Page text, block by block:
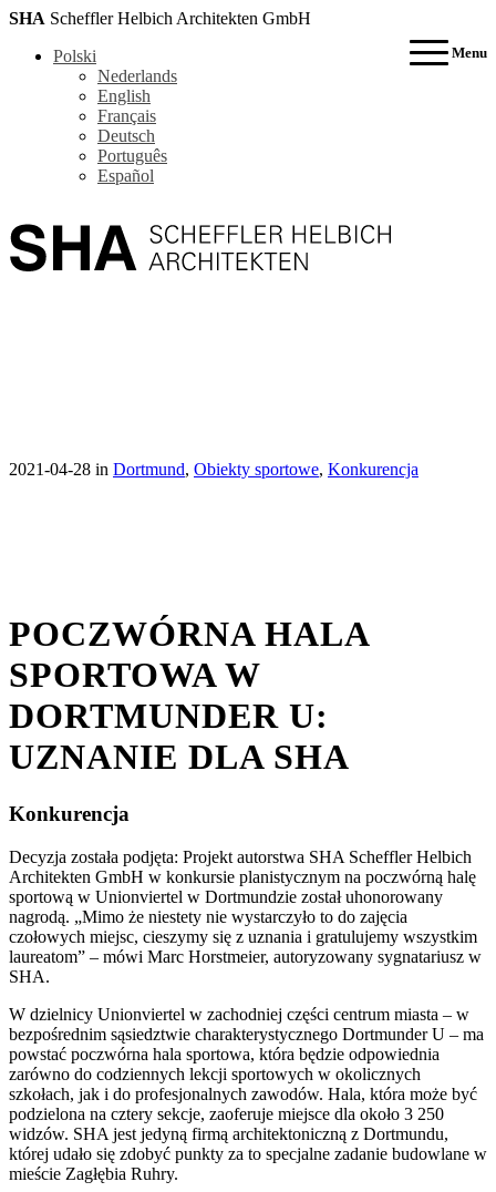
SHA Scheffler Helbich Architekten GmbH
Polski
Nederlands
English
Français
Deutsch
Português
Español
Menu
2021-04-28 in Dortmund, Obiekty sportowe, Konkurencja
POCZWÓRNA HALA
SPORTOWA W
DORTMUNDER U:
UZNANIE DLA SHA
Konkurencja
Decyzja została podjęta: Projekt autorstwa SHA Scheffler Helbich
Architekten GmbH w konkursie planistycznym na poczwórną halę
sportową w Unionviertel w Dortmundzie został uhonorowany
nagrodą. „Mimo że niestety nie wystarczyło to do zajęcia
czołowych miejsc, cieszymy się z uznania i gratulujemy wszystkim
laureatom” – mówi Marc Horstmeier, autoryzowany sygnatariusz w
SHA.
W dzielnicy Unionviertel w zachodniej części centrum miasta – w
bezpośrednim sąsiedztwie charakterystycznego Dortmunder U – ma
powstać poczwórna hala sportowa, która będzie odpowiednia
zarówno do codziennych lekcji sportowych w okolicznych
szkołach, jak i do profesjonalnych zawodów. Hala, która może być
podzielona na cztery sekcje, zaoferuje miejsce dla około 3 250
widzów. SHA jest jedyną firmą architektoniczną z Dortmundu,
której udało się zdobyć punkty za to specjalne zadanie budowlane w
mieście Zagłębia Ruhry.